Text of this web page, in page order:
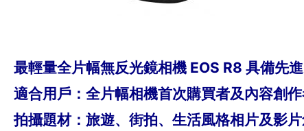
最輕量全片幅無反光鏡相機 EOS R8 具備先
適合用戶：全片幅相機首次購買者及內容創
拍攝題材：旅遊、街拍、生活風格相片及影